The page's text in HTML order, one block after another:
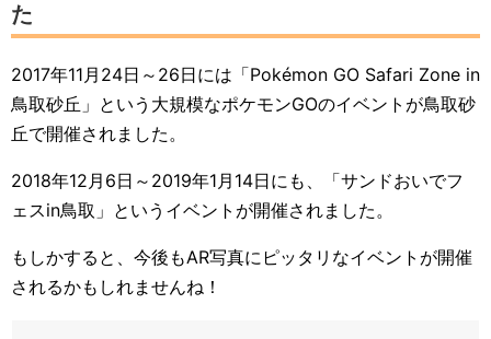
た
2017年11月24日～26日には「Pokémon GO Safari Zone in
鳥取砂丘」という大規模なポケモンGOのイベントが鳥取砂
丘で開催されました。
2018年12月6日～2019年1月14日にも、「サンドおいでフ
ェスin鳥取」というイベントが開催されました。
もしかすると、今後もAR写真にピッタリなイベントが開催
されるかもしれませんね！